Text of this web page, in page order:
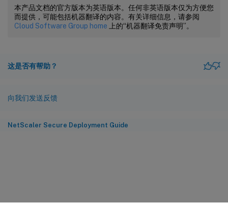
本产品文档的官方版本为英语版本。任何非英语版本仅为方便您
而提供，可能包括机器翻译的内容。有关详细信息，请参阅
Cloud Software Group home 上的“机器翻译免责声明”。
这是否有帮助？
向我们发送反馈
NetScaler Secure Deployment Guide